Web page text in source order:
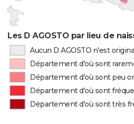
Les D AGOSTO par lieu de
Aucun D AGOSTO n'est
Département d'où sont
Département d'où sont peu
Département d'où sont
Département d'où sont très